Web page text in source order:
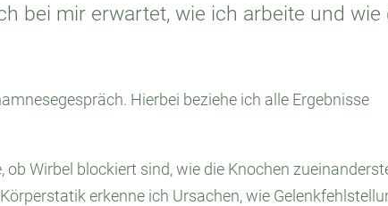
bei mir erwartet, wie ich arbeite und wie
Hierbei beziehe ich alle Ergebnisse
Wirbel blockiert sind, wie die Knochen
erkenne ich Ursachen, wie